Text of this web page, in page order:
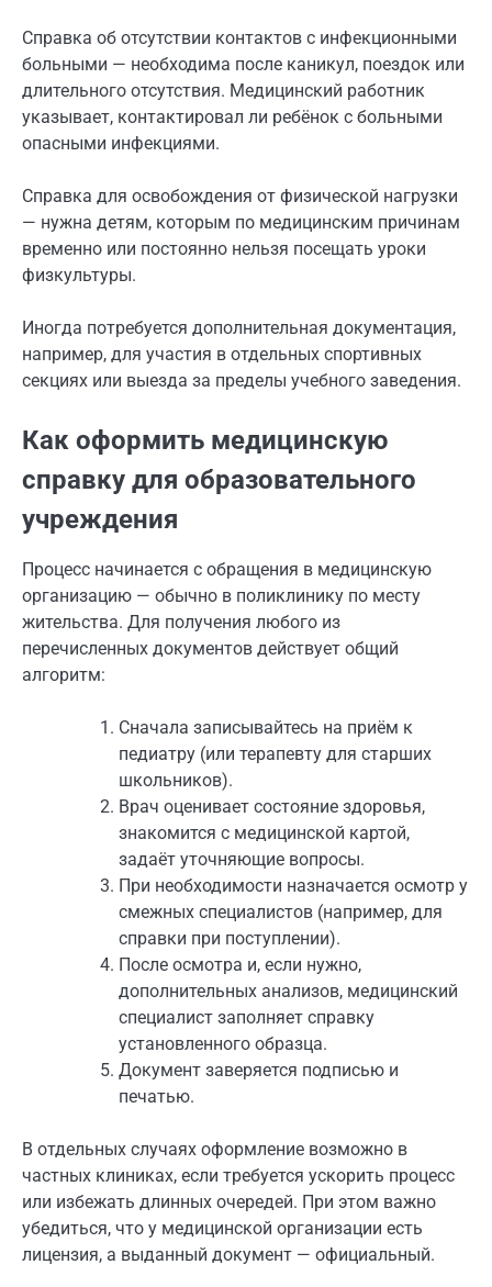
Справка об отсутствии контактов с инфекционными
больными — необходима после каникул, поездок или
длительного отсутствия. Медицинский работник
указывает, контактировал ли ребёнок с больными
опасными инфекциями.
Справка для освобождения от физической нагрузки
— нужна детям, которым по медицинским причинам
временно или постоянно нельзя посещать уроки
физкультуры.
Иногда потребуется дополнительная документация,
например, для участия в отдельных спортивных
секциях или выезда за пределы учебного заведения.
Как оформить медицинскую
справку для образовательного
учреждения
Процесс начинается с обращения в медицинскую
организацию — обычно в поликлинику по месту
жительства. Для получения любого из
перечисленных документов действует общий
алгоритм:
Сначала записывайтесь на приём к
педиатру (или терапевту для старших
школьников).
Врач оценивает состояние здоровья,
знакомится с медицинской картой,
задаёт уточняющие вопросы.
При необходимости назначается осмотр у
смежных специалистов (например, для
справки при поступлении).
После осмотра и, если нужно,
дополнительных анализов, медицинский
специалист заполняет справку
установленного образца.
Документ заверяется подписью и
печатью.
В отдельных случаях оформление возможно в
частных клиниках, если требуется ускорить процесс
или избежать длинных очередей. При этом важно
убедиться, что у медицинской организации есть
лицензия, а выданный документ — официальный.